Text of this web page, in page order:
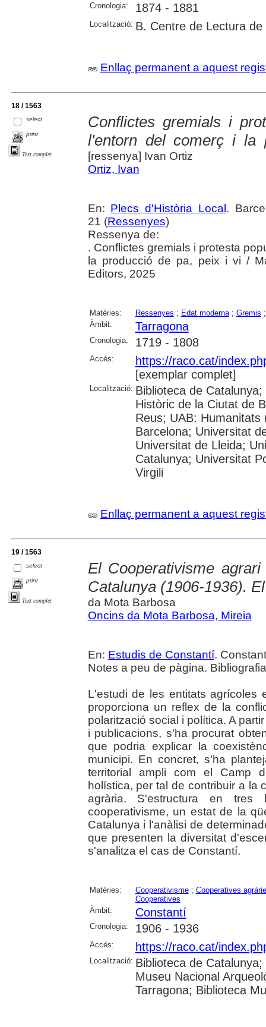
Cronologia: 1874 - 1881
Localització: B. Centre de Lectura de
Enllaç permanent a aquest
18 / 1563
select
print
Text complet
Conflictes gremials i
l'entorn del comerç i la
[ressenya] Ivan Ortiz
Ortiz, Ivan
En: Plecs d'Història Local .
21 (Ressenyes)
Ressenya de:
. Conflictes gremials i protesta
la producció de pa, peix i vi /
Editors, 2025
Matèries: Ressenyes ; Edat moderna; Gremis
Àmbit:
Tarragona
Cronologia: 1719 - 1808
Accés:
https://raco.cat/
[exemplar complet]
Localització: Biblioteca de
Històric de la Ciutat de
Reus; UAB:
Barcelona; Universitat
Universitat de Lleida;
Catalunya; Universitat
Virgili
Enllaç permanent a aquest
19 / 1563
select
print
Text complet
El Cooperativisme
Catalunya (1906-1936).
da Mota Barbosa
Oncins da Mota Barbosa, Mireia
En: Estudis de Constantí.
Notes a peu de pàgina.
L'estudi de les entitats agrícoles
proporciona un reflex de la
polarització social i política. A
i publicacions, s'ha procurat
que podria explicar la
municipi. En concret, s'ha
territorial ampli com el Camp
holística, per tal de contribuir a la
agrària. S'estructura en tres
cooperativisme, un estat de la
Catalunya i l'anàlisi de
que presenten la diversitat
s'analitza el cas de Constantí.
Matèries: Cooperativisme; Cooperatives
Cooperatives
Àmbit:
Constantí
Cronologia: 1906 - 1936
Accés: https://raco.cat/
Localització: Biblioteca de
Museu Nacional
Tarragona; Biblioteca